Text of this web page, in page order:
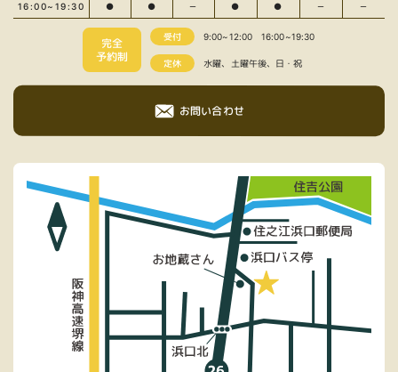
16:00~19:30 ● ● － ● ● － －
完全
予約制
受付 9:00~12:00 16:00~19:30
定休 水曜、土曜午後、日・祝
お問い合わせ